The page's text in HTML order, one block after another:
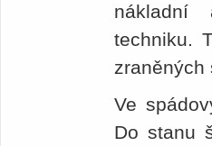
nákladní
techniku.
Ve
Do stanu